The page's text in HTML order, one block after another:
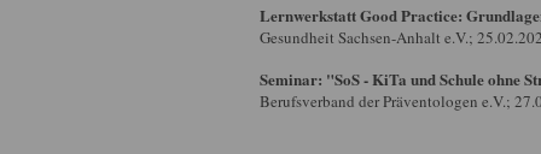
Lernwerkstatt Good Practice:
Gesundheit Sachsen-Anhalt e.V.;
Seminar: "SoS - KiTa und Schule ohne
Berufsverband der Präventologen e.V.;